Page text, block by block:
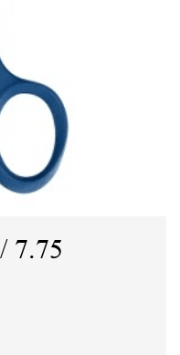
7.75